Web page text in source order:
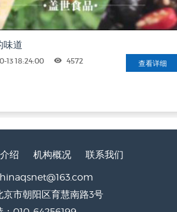
味道
13 18:24:00 4572 查看详细
绍 机构概况
联系我们
京市朝阳区育慧南路3号